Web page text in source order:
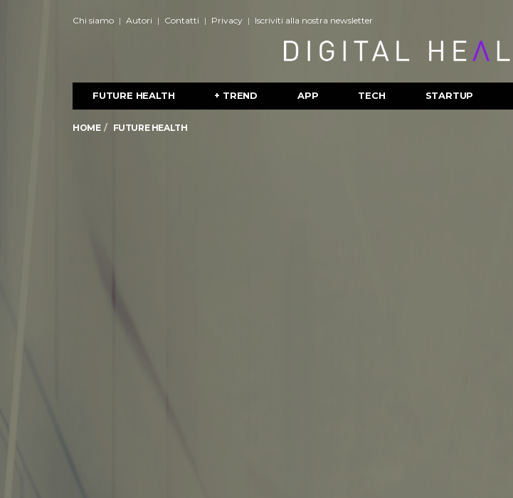
Chi siamo Autori Contatti Privacy Iscriviti alla nostra newsletter
FUTURE HEALTH + TREND APP TECH STARTUP
HOME FUTURE HEALTH